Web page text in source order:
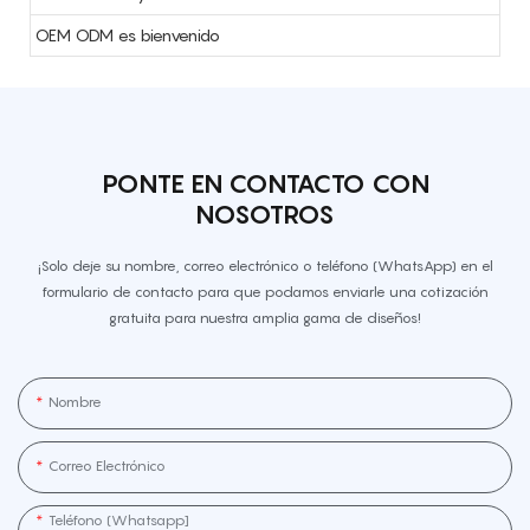
OEM ODM es bienvenido
PONTE EN CONTACTO CON
NOSOTROS
¡Solo deje su nombre, correo electrónico o teléfono (WhatsApp) en el
formulario de contacto para que podamos enviarle una cotización
gratuita para nuestra amplia gama de diseños!
Nombre
Correo Electrónico
Teléfono (whatsapp]